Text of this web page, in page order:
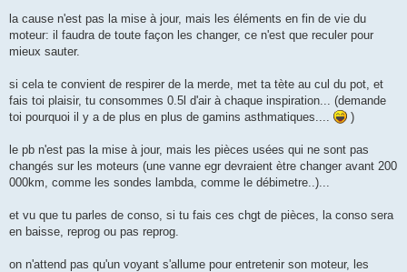
o
l
u
la cause n'est pas la mise à jour, mais les éléments en fin de vie du
moteur: il faudra de toute façon les changer, ce n'est que reculer pour
mieux sauter.
si cela te convient de respirer de la merde, met ta tète au cul du pot, et
fais toi plaisir, tu consommes 0.5l d'air à chaque inspiration... (demande
toi pourquoi il y a de plus en plus de gamins asthmatiques....
)
le pb n'est pas la mise à jour, mais les pièces usées qui ne sont pas
changés sur les moteurs (une vanne egr devraient ètre changer avant 200
000km, comme les sondes lambda, comme le débimetre..)...
et vu que tu parles de conso, si tu fais ces chgt de pièces, la conso sera
en baisse, reprog ou pas reprog.
on n'attend pas qu'un voyant s'allume pour entretenir son moteur, les